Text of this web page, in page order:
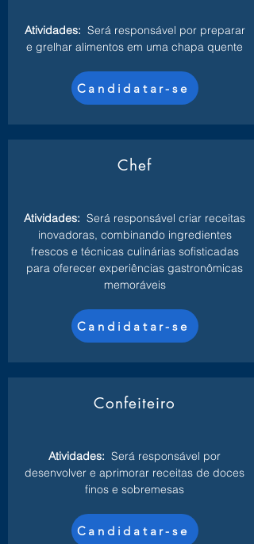
Atividades: Será responsável por preparar
e grelhar alimentos em uma chapa quente
Candidatar-se
Chef
Atividades: Será responsável criar receitas
inovadoras, combinando ingredientes
frescos e técnicas culinárias sofisticadas
para oferecer experiências gastronômicas
memoráveis
Candidatar-se
Confeiteiro
Atividades: Será responsável por
desenvolver e aprimorar receitas de doces
finos e sobremesas
Candidatar-se